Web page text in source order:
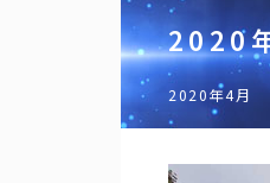
2020
2020年4月